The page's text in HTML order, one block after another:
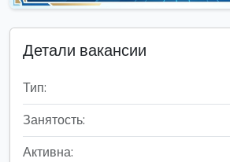
Детали вакансии
Тип:
Занятость:
Активна: